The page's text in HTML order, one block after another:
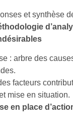
et synthèse
: arbre des
facteurs
mise en situation.
en place